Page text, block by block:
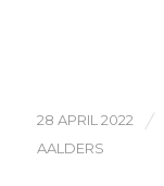
28 APRIL 2022 /
AALDERS